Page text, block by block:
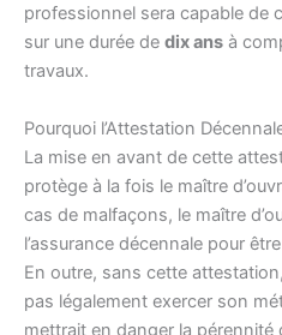
professionnel sera capable de
sur une durée de dix ans à
travaux.
Pourquoi l’Attestation
La mise en avant de cette
protège à la fois le maître
cas de malfaçons, le maître
l’assurance décennale pour
En outre, sans cette
pas légalement exercer son
mettrait en danger la pérennité